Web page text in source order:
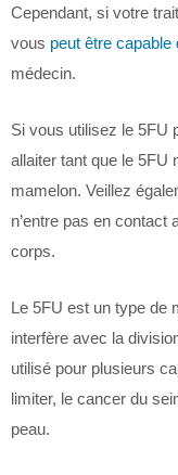
Cependant, si votre
vous peut être capable
médecin.
Si vous utilisez le 5FU
allaiter tant que le 5FU
mamelon. Veillez
n’entre pas en
corps.
Le 5FU est un type de
interfère avec la
utilisé pour plusieurs
limiter, le cancer du
peau.